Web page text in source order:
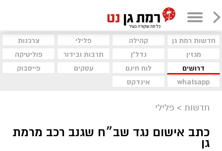
חדשות רמת גן קהילה פלילי
צרכנות
מגזין
נדל"ן תרבות ובידור
פוליטיקה
דרושים
לוח חינם עסקים
פייסבוק
whatsapp
אינדקס
חדשות > פלילי
כתב אישום נגד שב״ח שגנב רכב מרמת
גן